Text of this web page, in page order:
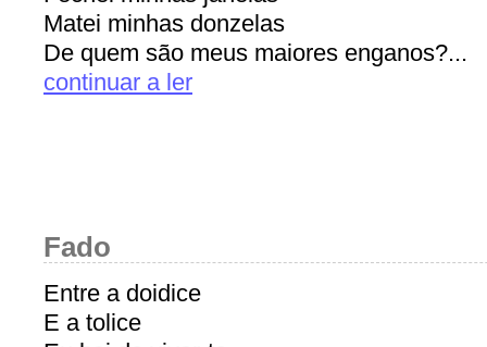
Matei minhas donzelas
De quem são meus maiores enganos?...
continuar a ler
Fado
Entre a doidice
E a tolice